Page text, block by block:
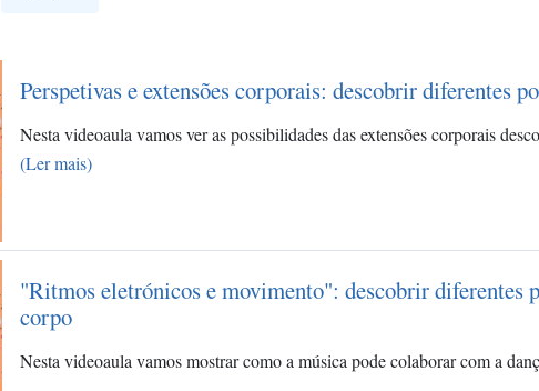
Perspetivas e extensões corporais: descobrir diferentes
Nesta videoaula vamos ver as possibilidades das extensões corporais
(Ler mais)
"Ritmos eletrónicos e movimento": descobrir diferentes
corpo
Nesta videoaula vamos mostrar como a música pode colaborar com a